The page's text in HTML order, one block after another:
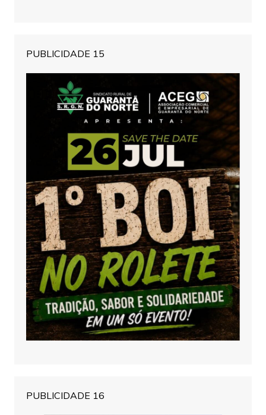
PUBLICIDADE 15
PUBLICIDADE 16